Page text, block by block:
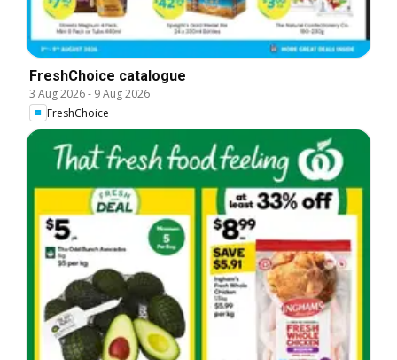
FreshChoice catalogue
3 Aug 2026- 9 Aug 2026
FreshChoice